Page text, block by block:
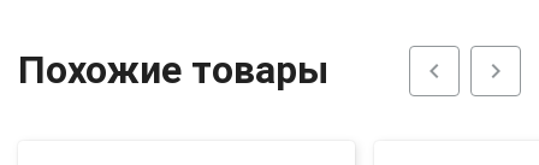
Похожие товары chevron_left chevron_right